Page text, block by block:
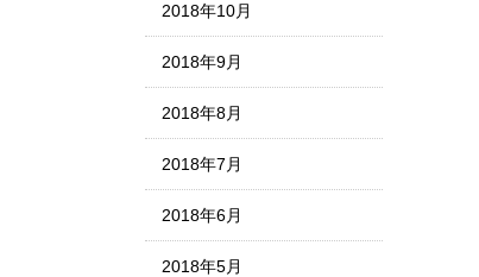
2018年10月
2018年9月
2018年8月
2018年7月
2018年6月
2018年5月